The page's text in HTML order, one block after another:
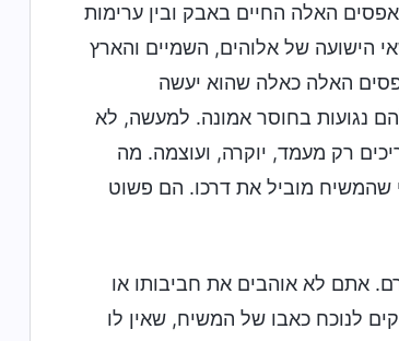
האלה החיים באבק ובין ערימות
הישועה של אלוהים, השמיים והארץ
האלה כאלה שהוא יעשה
נגועות בחוסר אמונה. למעשה, לא
רק מעמד, יוקרה, ועוצמה. מה
שהמשיח מוביל את דרכו. הם פשוט
אתם לא אוהבים את חביבותו או
לנוכח כאבו של המשיח, שאין לו